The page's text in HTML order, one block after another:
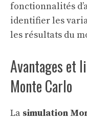
fonctionnalités
identifier les
les résultats du
Avantages et
Monte Carlo
La simulation